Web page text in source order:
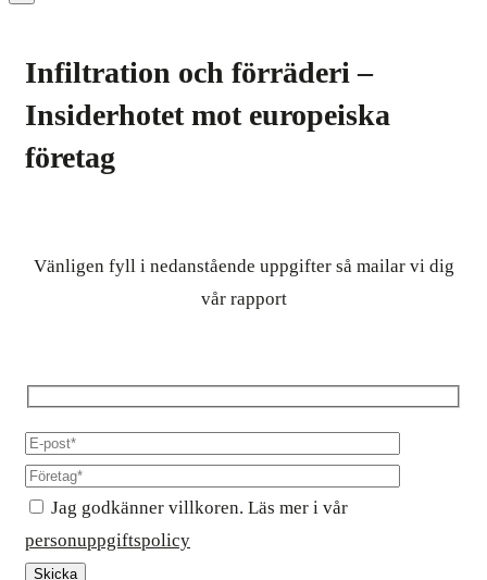
Infiltration och förräderi –
Insiderhotet mot europeiska
företag
Vänligen fyll i nedanstående uppgifter så mailar vi dig
vår rapport
Jag godkänner villkoren. Läs mer i vår
personuppgiftspolicy